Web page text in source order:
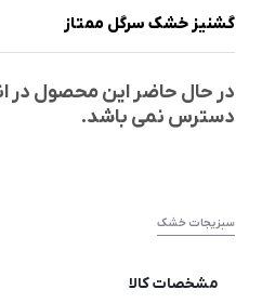
گشنیز خشک سرگل ممتاز
در حال حاضر این محصول در
دسترس نمی باشد.
سبزیجات خشک
مشخصات کالا